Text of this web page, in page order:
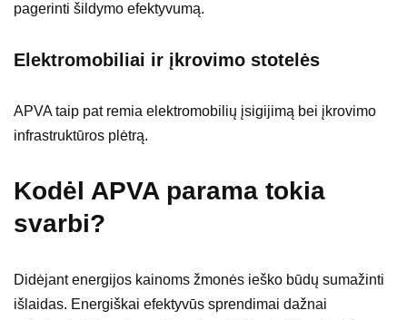
pagerinti šildymo efektyvumą.
Elektromobiliai ir įkrovimo stotelės
APVA taip pat remia elektromobilių įsigijimą bei įkrovimo
infrastruktūros plėtrą.
Kodėl APVA parama tokia
svarbi?
Didėjant energijos kainoms žmonės ieško būdų sumažinti
išlaidas. Energiškai efektyvūs sprendimai dažnai